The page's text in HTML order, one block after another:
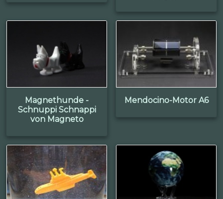
Magnethunde -
Schnuppi Schnappi
von Magneto
Mendocino-Motor A6